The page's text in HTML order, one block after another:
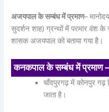
अजयपाल के सम्बंध में प्रमाण–
सुदर्शन शाह) ग्रन्थों में परमार वंश
शासक अजयपाल को बताया गया है।
कनकपाल के सम्बंध में प्रमाण –
चाँदपुरगढ़ में कोनपुर गढ़
जाता है।